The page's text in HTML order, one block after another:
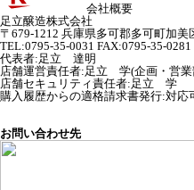
会社概要
足立醸造株式会社
〒679-1212 兵庫県多可郡多可町加美
TEL:0795-35-0031 FAX:0795-35-0281
代表者: 足立 達明
店舗運営責任者: 足立 学(企画・営業
店舗セキュリティ責任者: 足立 学
購入履歴からの適格請求書発行:対応
お問い合わせ先